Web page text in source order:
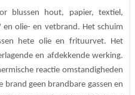
blussen hout, papier, textiel,
olie- en vetbrand. Het schuim
hete olie en frituurvet. Het
en afdekkende werking.
reactie omstandigheden
geen brandbare gassen en